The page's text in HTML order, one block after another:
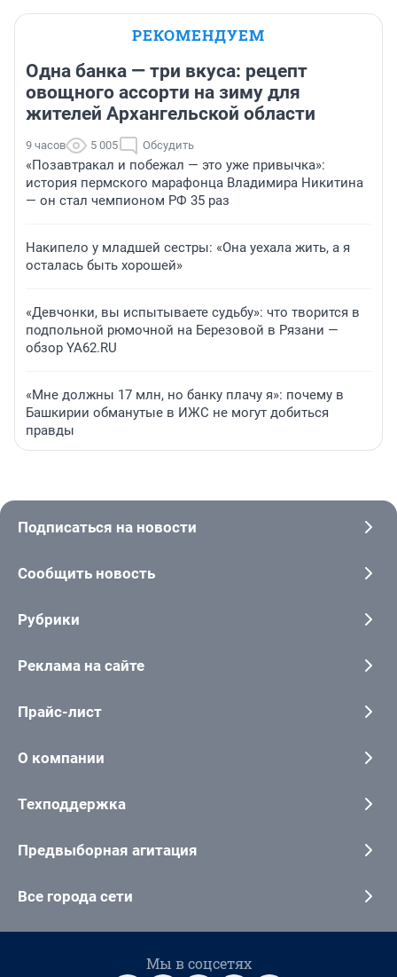
РЕКОМЕНДУЕМ
Одна банка — три вкуса: рецепт
овощного ассорти на зиму для
жителей Архангельской области
9 часов 5 005 Обсудить
«Позавтракал и побежал — это уже привычка»:
история пермского марафонца Владимира Никитина
— он стал чемпионом РФ 35 раз
Накипело у младшей сестры: «Она уехала жить, а я
осталась быть хорошей»
«Девчонки, вы испытываете судьбу»: что творится в
подпольной рюмочной на Березовой в Рязани —
обзор YA62.RU
«Мне должны 17 млн, но банку плачу я»: почему в
Башкирии обманутые в ИЖС не могут добиться
правды
Подписаться на новости
Сообщить новость
Рубрики
Реклама на сайте
Прайс-лист
О компании
Техподдержка
Предвыборная агитация
Все города сети
Мы в соцсетях